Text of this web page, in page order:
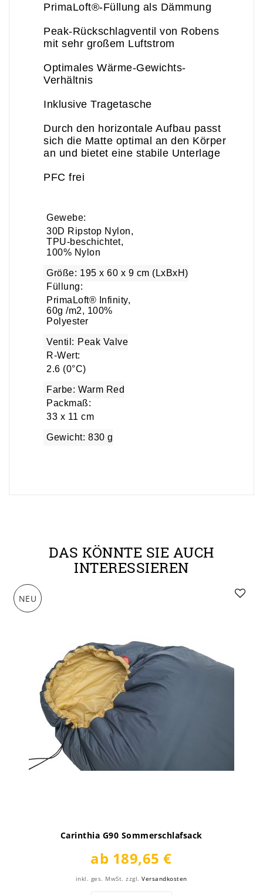
PrimaLoft®-Füllung als Dämmung
Peak-Rückschlagventil von Robens
mit sehr großem Luftstrom
Optimales Wärme-Gewichts-
Verhältnis
Inklusive Tragetasche
Durch den horizontale Aufbau passt
sich die Matte optimal an den Körper
an und bietet eine stabile Unterlage
PFC frei
Gewebe:
30D Ripstop Nylon,
TPU-beschichtet,
100% Nylon
Größe: 195 x 60 x 9 cm (LxBxH)
Füllung:
PrimaLoft® Infinity,
60g /m2, 100%
Polyester
Ventil: Peak Valve
R-Wert:
2.6 (0°C)
Farbe: Warm Red
Packmaß:
33 x 11 cm
Gewicht: 830 g
DAS KÖNNTE SIE AUCH
INTERESSIEREN
NEU
Carinthia G90 Sommerschlafsack
ab 189,65 €
inkl. ges. MwSt. zzgl.Versandkosten